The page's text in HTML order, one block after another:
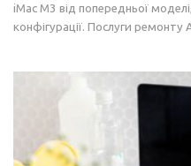
iMac M3 від попередньої
конфігурації. Послуги ремонту